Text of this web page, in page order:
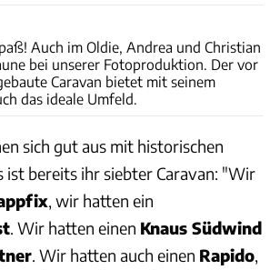
Auch im Oldie, Andrea und Christian
bei unserer Fotoproduktion. Der vor
Caravan bietet mit seinem
das ideale Umfeld.
sich gut aus mit historischen
ist bereits ihr siebter Caravan: "Wir
, wir hatten ein
. Wir hatten einen Knaus Südwind
. Wir hatten auch einen Rapido,